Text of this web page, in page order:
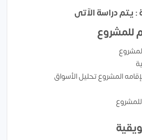
يتم دراسة الآتى
للمشروع
المشروع تحليل الأسواق
للمشروع